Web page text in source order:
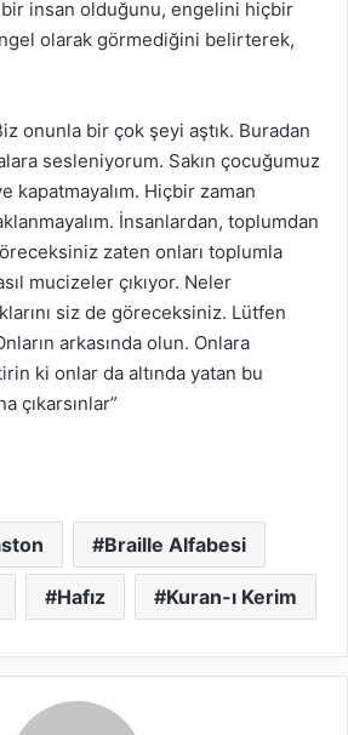
insan olduğunu, engelini hiçbir
olarak görmediğini belirterek,
onunla bir çok şeyi aştık. Buradan
sesleniyorum. Sakın çocuğumuz
kapatmayalım. Hiçbir zaman
İnsanlardan, toplumdan
zaten onları toplumla
mucizeler çıkıyor. Neler
siz de göreceksiniz. Lütfen
arkasında olun. Onlara
ki onlar da altında yatan bu
çıkarsınlar”
Braille Alfabesi
Hafız Kuran-ı Kerim